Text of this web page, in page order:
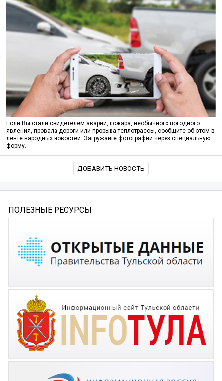
Если Вы стали свидетелем аварии, пожара, необычного погодного
явления, провала дороги или прорыва теплотрассы, сообщите об этом в
ленте народных новостей. Загружайте фотографии через специальную
форму.
ДОБАВИТЬ НОВОСТЬ
ПОЛЕЗНЫЕ РЕСУРСЫ